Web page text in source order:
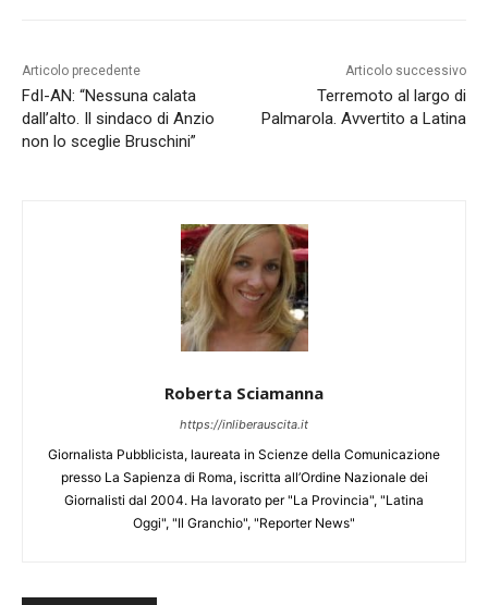
Articolo precedente
FdI-AN: “Nessuna calata
dall’alto. Il sindaco di Anzio
non lo sceglie Bruschini”
Articolo successivo
Terremoto al largo di
Palmarola. Avvertito a Latina
Roberta Sciamanna
https://inliberauscita.it
Giornalista Pubblicista, laureata in Scienze della Comunicazione
presso La Sapienza di Roma, iscritta all’Ordine Nazionale dei
Giornalisti dal 2004. Ha lavorato per "La Provincia", "Latina
Oggi", "Il Granchio", "Reporter News"